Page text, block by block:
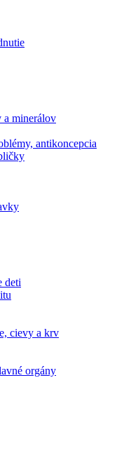
a minerálov
antikoncepcia
deti
cievy a krv
orgány